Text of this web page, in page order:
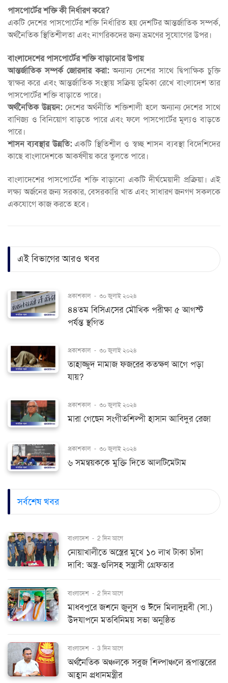
পাসপোর্টের শক্তি কী নির্ধারণ করে?
একটি দেশের পাসপোর্টের শক্তি নির্ধারিত হয় দেশটির আন্তর্জাতিক সম্পর্ক,
অর্থনৈতিক স্থিতিশীলতা এবং নাগরিকদের জন্য ভ্রমণের সুযোগের উপর।
বাংলাদেশের পাসপোর্টের শক্তি বাড়ানোর উপায়
আন্তর্জাতিক সম্পর্ক জোরদার করা: অন্যান্য দেশের সাথে দ্বিপাক্ষিক চুক্তি
স্বাক্ষর করে এবং আন্তর্জাতিক সংস্থায় সক্রিয় ভূমিকা রেখে বাংলাদেশ তার
পাসপোর্টের শক্তি বাড়াতে পারে।
অর্থনৈতিক উন্নয়ন:দেশের অর্থনীতি শক্তিশালী হলে অন্যান্য দেশের সাথে
বাণিজ্য ও বিনিয়োগ বাড়তে পারে এবং ফলে পাসপোর্টের মূল্যও বাড়তে
পারে।
শাসন ব্যবস্থার উন্নতি:একটি স্থিতিশীল ও স্বচ্ছ শাসন ব্যবস্থা বিদেশিদের
কাছে বাংলাদেশকে আকর্ষণীয় করে তুলতে পারে।
বাংলাদেশের পাসপোর্টের শক্তি বাড়ানো একটি দীর্ঘমেয়াদী প্রক্রিয়া। এই
লক্ষ্য অর্জনের জন্য সরকার, বেসরকারি খাত এবং সাধারণ জনগণ সকলকে
একযোগে কাজ করতে হবে।
এই বিভাগের আরও খবর
প্রকাশকাল - ৩০ জুলাই ২০২৪
৪৪তম বিসিএসের মৌখিক পরীক্ষা ৫ আগস্ট
পর্যন্ত স্থগিত
প্রকাশকাল - ৩০ জুলাই ২০২৪
তাহাজ্জুদ নামাজ ফজরের কতক্ষণ আগে পড়া
যায়?
প্রকাশকাল - ৩০ জুলাই ২০২৪
মারা গেছেন সংগীতশিল্পী হাসান আবিদুর রেজা
প্রকাশকাল - ৩০ জুলাই ২০২৪
৬ সমন্বয়ককে মুক্তি দিতে আলটিমেটাম
সর্বশেষ খবর
বাংলাদেশ - 2 দিন আগে
নোয়াখালীতে অস্ত্রের মুখে ১০ লাখ টাকা চাঁদা
দাবি: অস্ত্র-গুলিসহ সন্ত্রাসী গ্রেফতার
বাংলাদেশ - 2 দিন আগে
মাধবপুরে জশনে জুলুস ও ঈদে মিলাদুন্নবী (সা.)
উদযাপনে মতবিনিময় সভা অনুষ্ঠিত
বাংলাদেশ - 3 দিন আগে
অর্থনৈতিক অঞ্চলকে সবুজ শিল্পাঞ্চলে রূপান্তরের
আহ্বান প্রধানমন্ত্রীর